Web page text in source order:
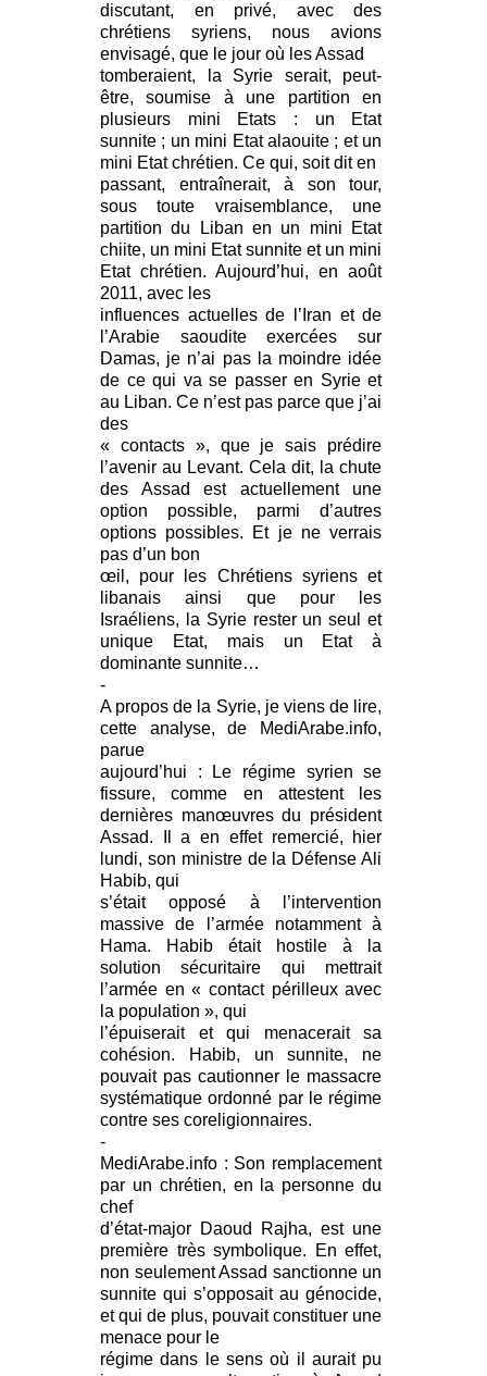
discutant, en privé, avec des
chrétiens syriens, nous avions
envisagé, que le jour où les Assad
tomberaient, la Syrie serait, peut-
être, soumise à une partition en
plusieurs mini Etats : un Etat
sunnite ; un mini Etat alaouite ; et un
mini Etat chrétien. Ce qui, soit dit en
passant, entraînerait, à son tour,
sous toute vraisemblance, une
partition du Liban en un mini Etat
chiite, un mini Etat sunnite et un mini
Etat chrétien. Aujourd’hui, en août
2011, avec les
influences actuelles de l’Iran et de
l’Arabie saoudite exercées sur
Damas, je n’ai pas la moindre idée
de ce qui va se passer en Syrie et
au Liban. Ce n’est pas parce que j’ai
des
« contacts », que je sais prédire
l’avenir au Levant. Cela dit, la chute
des Assad est actuellement une
option possible, parmi d’autres
options possibles. Et je ne verrais
pas d’un bon
œil, pour les Chrétiens syriens et
libanais ainsi que pour les
Israéliens, la Syrie rester un seul et
unique Etat, mais un Etat à
dominante sunnite…
-
A propos de la Syrie, je viens de lire,
cette analyse, de MediArabe.info,
parue
aujourd’hui : Le régime syrien se
fissure, comme en attestent les
dernières manœuvres du président
Assad. Il a en effet remercié, hier
lundi, son ministre de la Défense Ali
Habib, qui
s’était opposé à l’intervention
massive de l’armée notamment à
Hama. Habib était hostile à la
solution sécuritaire qui mettrait
l’armée en « contact périlleux avec
la population », qui
l’épuiserait et qui menacerait sa
cohésion. Habib, un sunnite, ne
pouvait pas cautionner le massacre
systématique ordonné par le régime
contre ses coreligionnaires.
-
MediArabe.info : Son remplacement
par un chrétien, en la personne du
chef
d’état-major Daoud Rajha, est une
première très symbolique. En effet,
non seulement Assad sanctionne un
sunnite qui s’opposait au génocide,
et qui de plus, pouvait constituer une
menace pour le
régime dans le sens où il aurait pu